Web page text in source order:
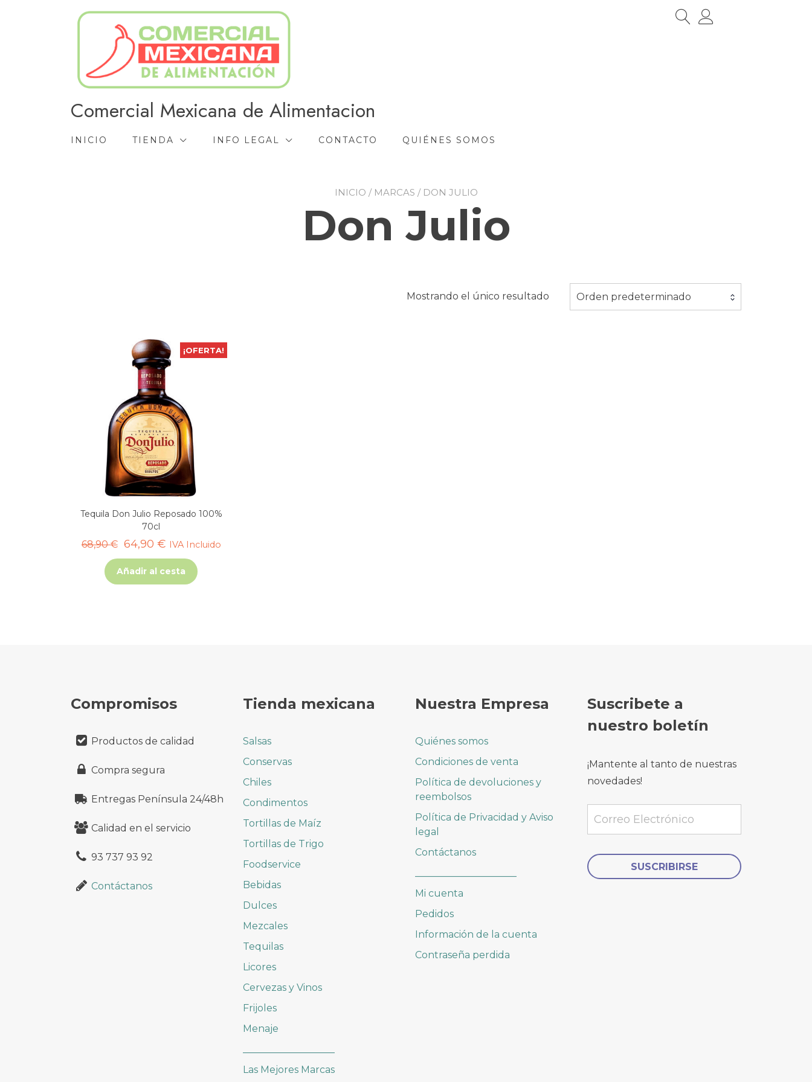
Comercial Mexicana de Alimentacion
INICIO TIENDA INFO LEGAL CONTACTO QUIÉNES SOMOS
INICIO / MARCAS / DON JULIO
Don Julio
Mostrando el único resultado Orden predeterminado
¡OFERTA!
Tequila Don Julio Reposado 100%
70cl
68,90€ El
precio
original
64,90 €El
precio
actual
IVA Incluido
Añadir al cesta
Compromisos
Productos de calidad
Compra segura
Entregas Península 24/48h
Calidad en el servicio
93 737 93 92
Contáctanos
Tienda mexicana
Salsas
Conservas
Chiles
Condimentos
Tortillas de Maíz
Tortillas de Trigo
Foodservice
Bebidas
Dulces
Mezcales
Tequilas
Licores
Cervezas y Vinos
Frijoles
Menaje
Las Mejores Marcas
Nuestra Empresa
Quiénes somos
Condiciones de venta
Política de devoluciones y
reembolsos
Política de Privacidad y Aviso
legal
Contáctanos
Mi cuenta
Pedidos
Información de la cuenta
Contraseña perdida
Suscribete a
nuestro boletín
¡Mantente al tanto de nuestras
novedades!